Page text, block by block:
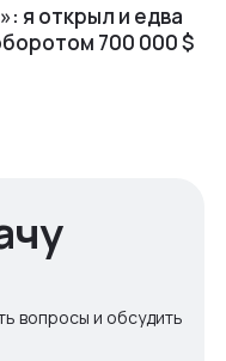
я открыл и едва
700 000 $
вопросы и обсудить